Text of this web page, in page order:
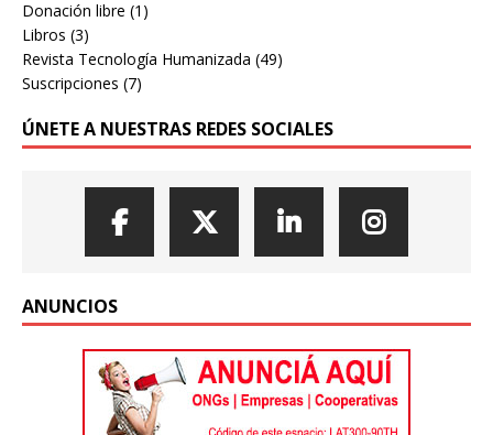
Donación libre (1)
Libros (3)
Revista Tecnología Humanizada (49)
Suscripciones (7)
ÚNETE A NUESTRAS REDES SOCIALES
ANUNCIOS